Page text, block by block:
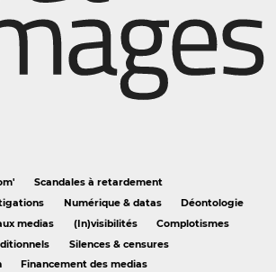
Scandales à retardement
Numérique & datas
Déontologie
medias (In)visibilités
Complotismes
Silences & censures
Financement des medias